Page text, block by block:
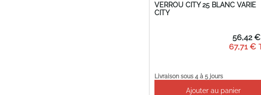
VERROU CITY 25 BLANC VARIE
CITY
67,71 €
56,42 €
Livraison sous 4 à 5 jours
Ajouter au panier